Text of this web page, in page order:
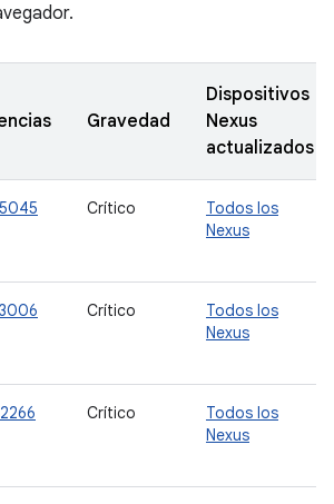
Gravedad
Dispositivos
Nexus
actualizados
Crítico
Todos los
Nexus
Crítico
Todos los
Nexus
Crítico
Todos los
Nexus